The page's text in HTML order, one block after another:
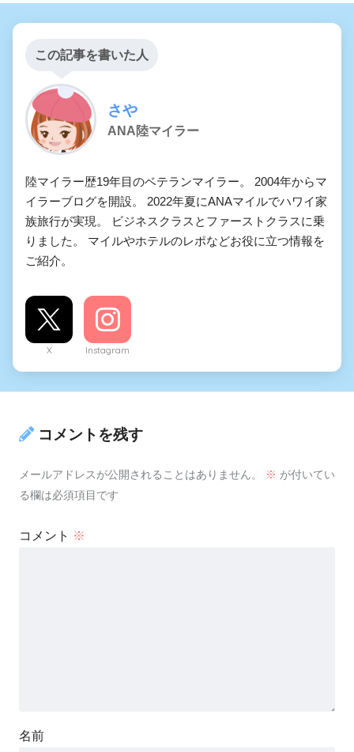
この記事を書いた人
さや
ANA陸マイラー
陸マイラー歴19年目のベテランマイラー。 2004年からマ
イラーブログを開設。 2022年夏にANAマイルでハワイ家
族旅行が実現。 ビジネスクラスとファーストクラスに乗
りました。 マイルやホテルのレポなどお役に立つ情報を
ご紹介。
X Instagram
コメントを残す
メールアドレスが公開されることはありません。 ※ が付いてい
る欄は必須項目です
コメント ※
名前